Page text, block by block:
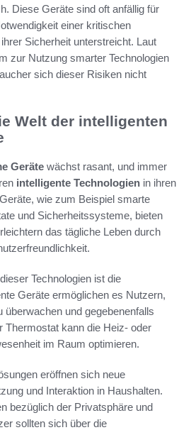
Diese Geräte sind oft anfällig für
einer kritischen
Sicherheit unterstreicht. Laut
zur Nutzung smarter Technologien
sich dieser Risiken nicht
Welt der intelligenten
Geräte wächst rasant, und immer
intelligente Technologien in ihren
wie zum Beispiel smarte
und Sicherheitssysteme, bieten
das tägliche Leben durch
Technologien ist die
Geräte ermöglichen es Nutzern,
überwachen und gegebenenfalls
Thermostat kann die Heiz- oder
im Raum optimieren.
eröffnen sich neue
und Interaktion in Haushalten.
bezüglich der Privatsphäre und
sollten sich über die